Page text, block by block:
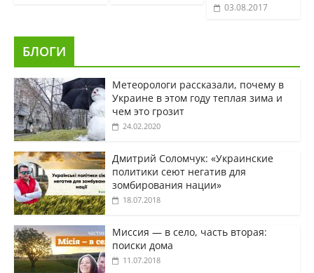
03.08.2017
БЛОГИ
Метеорологи рассказали, почему в
Украине в этом году теплая зима и
чем это грозит
24.02.2020
Дмитрий Соломчук: «Украинские
политики сеют негатив для
зомбирования нации»
18.07.2018
Миссия — в село, часть вторая:
поиски дома
11.07.2018